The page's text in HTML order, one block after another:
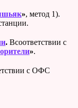
», метод 1).
. Всоответствии с
».
с ОФС